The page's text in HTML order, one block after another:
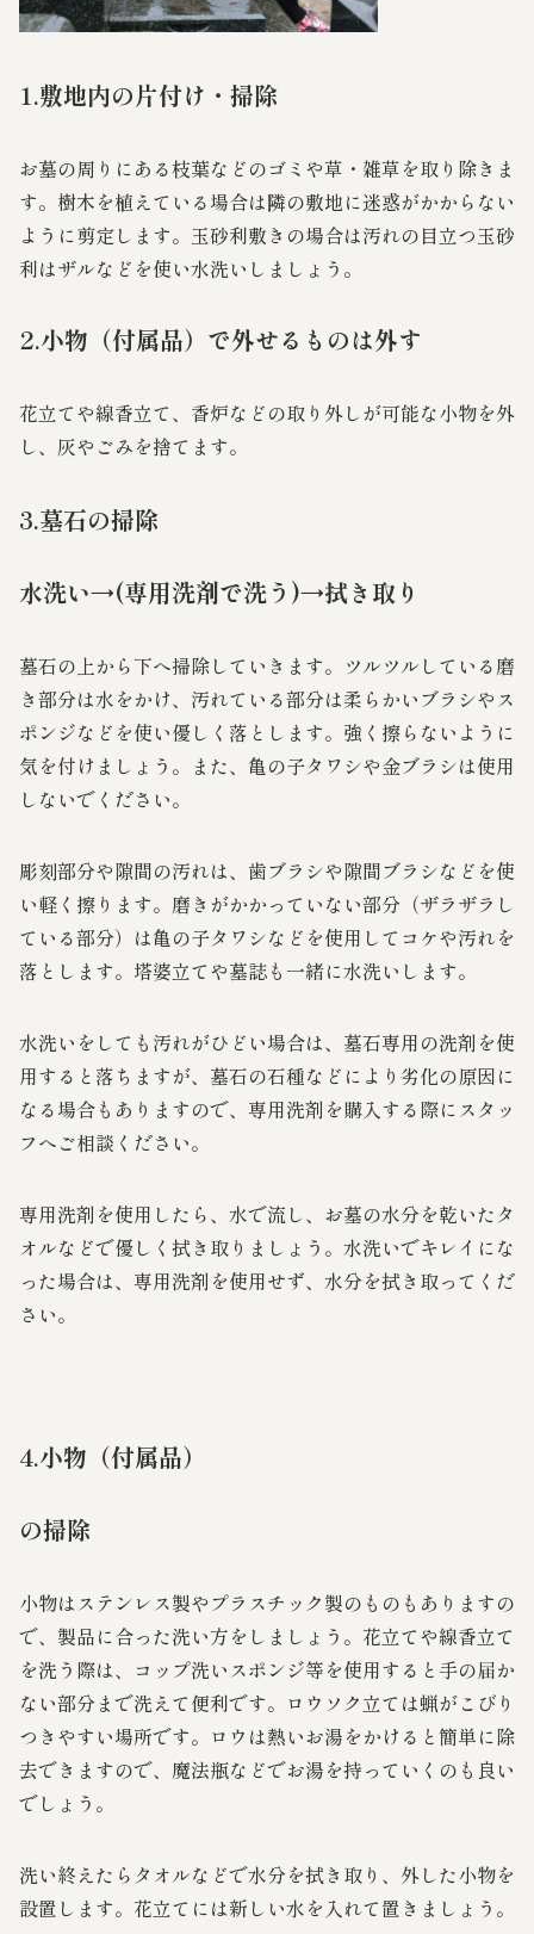
1.敷地内の片付け・掃除
お墓の周りにある枝葉などのゴミや草・雑草を取り除きま
す。樹木を植えている場合は隣の敷地に迷惑がかからない
ように剪定します。玉砂利敷きの場合は汚れの目立つ玉砂
利はザルなどを使い水洗いしましょう。
2.小物（付属品）で外せるものは外す
花立てや線香立て、香炉などの取り外しが可能な小物を外
し、灰やごみを捨てます。
3.墓石の掃除
水洗い→(専用洗剤で洗う)→拭き取り
墓石の上から下へ掃除していきます。ツルツルしている磨
き部分は水をかけ、汚れている部分は柔らかいブラシやス
ポンジなどを使い優しく落とします。強く擦らないように
気を付けましょう。また、亀の子タワシや金ブラシは使用
しないでください。
彫刻部分や隙間の汚れは、歯ブラシや隙間ブラシなどを使
い軽く擦ります。磨きがかかっていない部分（ザラザラし
ている部分）は亀の子タワシなどを使用してコケや汚れを
落とします。塔婆立てや墓誌も一緒に水洗いします。
水洗いをしても汚れがひどい場合は、墓石専用の洗剤を使
用すると落ちますが、墓石の石種などにより劣化の原因に
なる場合もありますので、専用洗剤を購入する際にスタッ
フへご相談ください。
専用洗剤を使用したら、水で流し、お墓の水分を乾いたタ
オルなどで優しく拭き取りましょう。水洗いでキレイにな
った場合は、専用洗剤を使用せず、水分を拭き取ってくだ
さい。
4.小物（付属品）
の掃除
小物はステンレス製やプラスチック製のものもありますの
で、製品に合った洗い方をしましょう。花立てや線香立て
を洗う際は、コップ洗いスポンジ等を使用すると手の届か
ない部分まで洗えて便利です。ロウソク立ては蝋がこびり
つきやすい場所です。ロウは熱いお湯をかけると簡単に除
去できますので、魔法瓶などでお湯を持っていくのも良い
でしょう。
洗い終えたらタオルなどで水分を拭き取り、外した小物を
設置します。花立てには新しい水を入れて置きましょう。